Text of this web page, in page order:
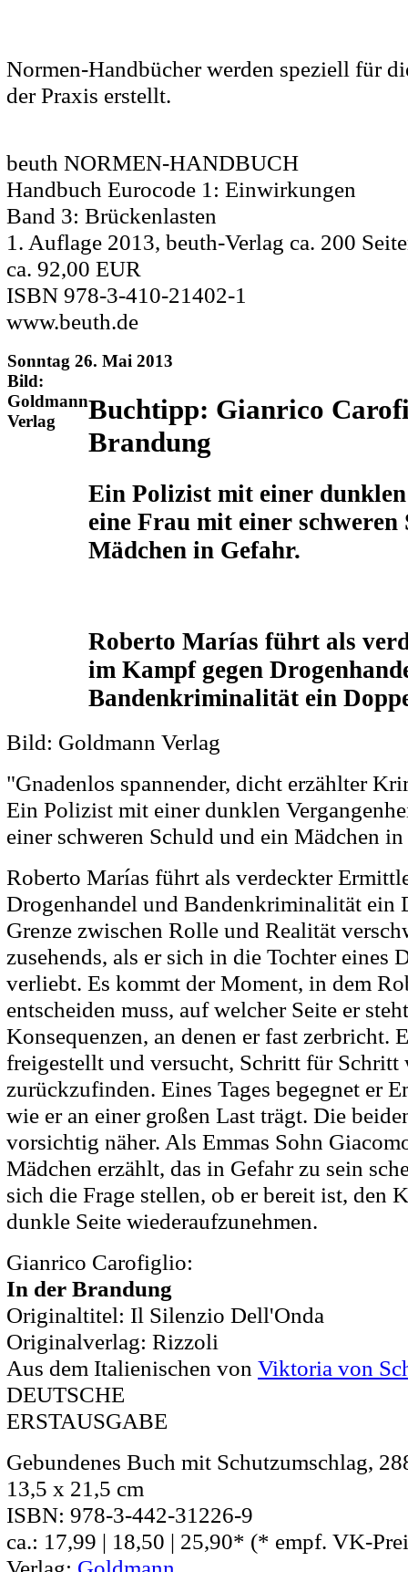
Normen-Handbücher werden speziell für
der Praxis erstellt.
beuth NORMEN-HANDBUCH
Handbuch Eurocode 1: Einwirkungen
Band 3: Brückenlasten
1. Auflage 2013, beuth-Verlag ca. 200
ca. 92,00 EUR
ISBN 978-3-410-21402-1
www.beuth.de
Sonntag 26. Mai 2013
Bild:
Goldmann
Verlag
Buchtipp: Gianrico
Brandung
Ein Polizist mit einer
eine Frau mit einer schweren
Mädchen in Gefahr.
Roberto Marías führt als
im Kampf gegen
Bandenkriminalität ein
Bild: Goldmann Verlag
"Gnadenlos spannender, dicht erzählter
Ein Polizist mit einer dunklen
einer schweren Schuld und ein Mädchen in
Roberto Marías führt als verdeckter
Drogenhandel und Bandenkriminalität ein
Grenze zwischen Rolle und Realität
zusehends, als er sich in die Tochter eines
verliebt. Es kommt der Moment, in dem
entscheiden muss, auf welcher Seite er
Konsequenzen, an denen er fast zerbricht.
freigestellt und versucht, Schritt für Schritt
zurückzufinden. Eines Tages begegnet er
wie er an einer großen Last trägt. Die
vorsichtig näher. Als Emmas Sohn
Mädchen erzählt, das in Gefahr zu sein
sich die Frage stellen, ob er bereit ist, den
dunkle Seite wiederaufzunehmen.
Gianrico Carofiglio:
In der Brandung
Originaltitel: Il Silenzio Dell'Onda
Originalverlag: Rizzoli
Aus dem Italienischen von Viktoria von
DEUTSCHE
ERSTAUSGABE
Gebundenes Buch mit Schutzumschlag,
13,5 x 21,5 cm
ISBN: 978-3-442-31226-9
ca.: 17,99 | 18,50 | 25,90* (* empf. VK-